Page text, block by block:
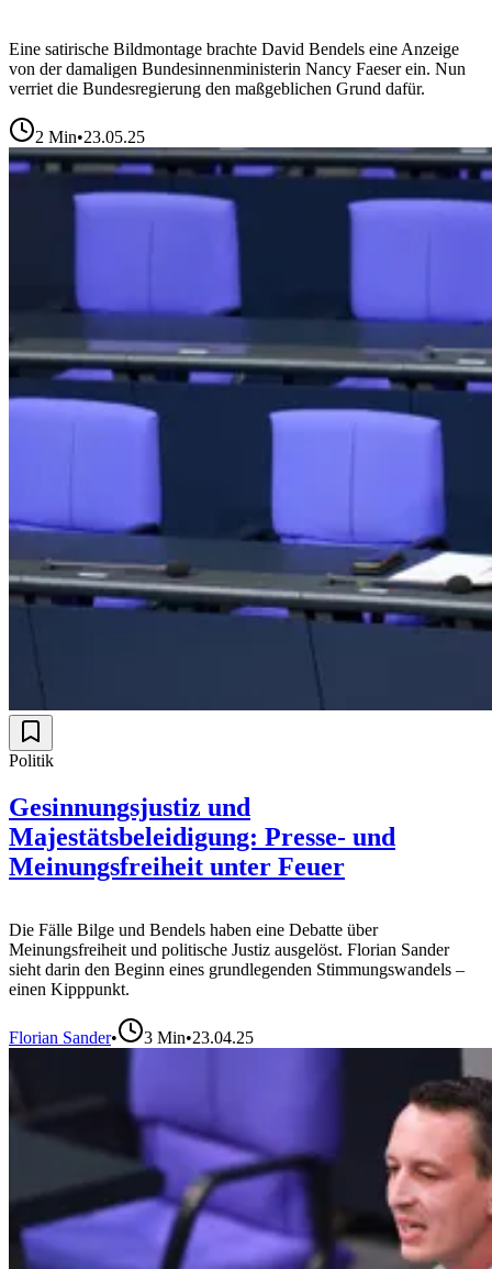
Eine satirische Bildmontage brachte David Bendels eine Anzeige
von der damaligen Bundesinnenministerin Nancy Faeser ein. Nun
verriet die Bundesregierung den maßgeblichen Grund dafür.
2 Min•23.05.25
Politik
Gesinnungsjustiz und
Majestätsbeleidigung: Presse- und
Meinungsfreiheit unter Feuer
Die Fälle Bilge und Bendels haben eine Debatte über
Meinungsfreiheit und politische Justiz ausgelöst. Florian Sander
sieht darin den Beginn eines grundlegenden Stimmungswandels –
einen Kipppunkt.
Florian Sander• 3 Min•23.04.25